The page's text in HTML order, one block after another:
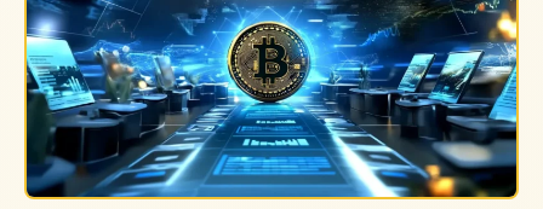
بازیکنان کلیدی در حوزه ETFهای بیت
کوین
چالش ها و ریسک های مرتبط با ETFهای
بیت کوین